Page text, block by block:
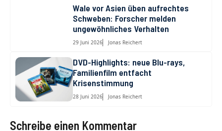
Wale vor Asien üben aufrechtes
Schweben: Forscher melden
ungewöhnliches Verhalten
29 Juni 2026 Jonas Reichert
DVD-Highlights: neue Blu-rays,
Familienfilm entfacht
Krisenstimmung
28 Juni 2026 Jonas Reichert
Schreibe einen Kommentar